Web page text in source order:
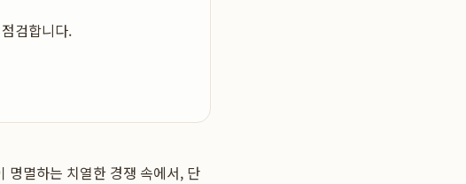
검합니다.
명멸하는 치열한 경쟁 속에서, 단